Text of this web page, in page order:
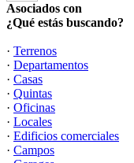
Asociados con
¿Qué estás buscando?
· Terrenos
· Departamentos
· Casas
· Quintas
· Oficinas
· Locales
· Edificios comerciales
· Campos